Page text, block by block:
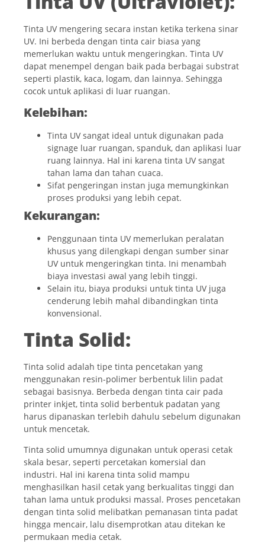
Tinta UV mengering secara instan ketika terkena sinar
UV. Ini berbeda dengan tinta cair biasa yang
memerlukan waktu untuk mengeringkan. Tinta UV
dapat menempel dengan baik pada berbagai substrat
seperti plastik, kaca, logam, dan lainnya. Sehingga
cocok untuk aplikasi di luar ruangan.
Kelebihan:
Tinta UV sangat ideal untuk digunakan pada
signage luar ruangan, spanduk, dan aplikasi luar
ruang lainnya. Hal ini karena tinta UV sangat
tahan lama dan tahan cuaca.
Sifat pengeringan instan juga memungkinkan
proses produksi yang lebih cepat.
Kekurangan:
Penggunaan tinta UV memerlukan peralatan
khusus yang dilengkapi dengan sumber sinar
UV untuk mengeringkan tinta. Ini menambah
biaya investasi awal yang lebih tinggi.
Selain itu, biaya produksi untuk tinta UV juga
cenderung lebih mahal dibandingkan tinta
konvensional.
Tinta Solid:
Tinta solid adalah tipe tinta pencetakan yang
menggunakan resin-polimer berbentuk lilin padat
sebagai basisnya. Berbeda dengan tinta cair pada
printer inkjet, tinta solid berbentuk padatan yang
harus dipanaskan terlebih dahulu sebelum digunakan
untuk mencetak.
Tinta solid umumnya digunakan untuk operasi cetak
skala besar, seperti percetakan komersial dan
industri. Hal ini karena tinta solid mampu
menghasilkan hasil cetak yang berkualitas tinggi dan
tahan lama untuk produksi massal. Proses pencetakan
dengan tinta solid melibatkan pemanasan tinta padat
hingga mencair, lalu disemprotkan atau ditekan ke
permukaan media cetak.